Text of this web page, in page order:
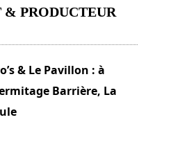
& PRODUCTEUR
& Le Pavillon : à
Barrière, La